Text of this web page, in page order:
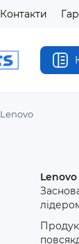
Контакти
Lenovo
Lenovo